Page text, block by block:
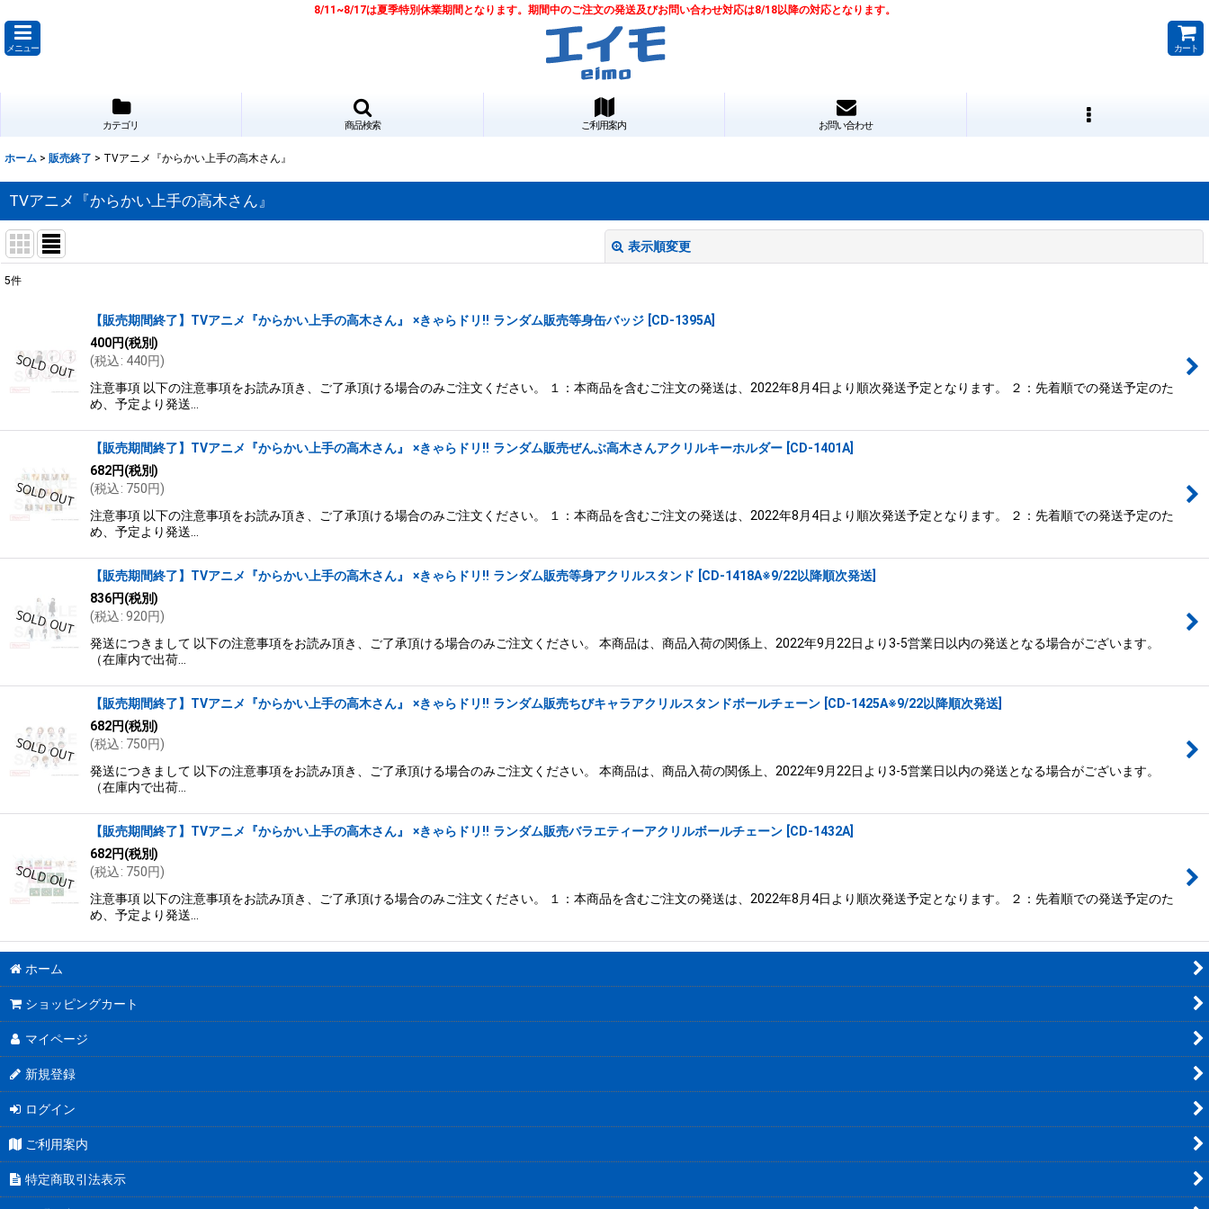
8/11~8/17は夏季特別休業期間となります。期間中のご注文の発送及びお問い合わせ対応は8/18以降の対応となります。
メニュー カート
カテゴリ 商品検索 ご利用案内 お問い合わせ
ホーム > 販売終了 > TVアニメ『からかい上手の高木さん』
TVアニメ『からかい上手の高木さん』
表示順変更
並び順
絞り込む
5件
【販売期間終了】TVアニメ『からかい上手の高木さん』 ×きゃらドリ!! ランダム販売等身缶バッジ CD-1395A
400円(税別)
(税込: 440円)
注意事項 以下の注意事項をお読み頂き、ご了承頂ける場合のみご注文ください。 １：本商品を含むご注文の発送は、2022年8月4日より順次発送予定となります。 ２：先着順での発送予定のた
め、予定より発送…
【販売期間終了】TVアニメ『からかい上手の高木さん』 ×きゃらドリ!! ランダム販売ぜんぶ高木さんアクリルキーホルダー CD-1401A
682円(税別)
(税込: 750円)
注意事項 以下の注意事項をお読み頂き、ご了承頂ける場合のみご注文ください。 １：本商品を含むご注文の発送は、2022年8月4日より順次発送予定となります。 ２：先着順での発送予定のた
め、予定より発送…
【販売期間終了】TVアニメ『からかい上手の高木さん』 ×きゃらドリ!! ランダム販売等身アクリルスタンド CD-1418A※9/22以降順次発送
836円(税別)
(税込: 920円)
発送につきまして 以下の注意事項をお読み頂き、ご了承頂ける場合のみご注文ください。 本商品は、商品入荷の関係上、2022年9月22日より3-5営業日以内の発送となる場合がございます。
（在庫内で出荷…
【販売期間終了】TVアニメ『からかい上手の高木さん』 ×きゃらドリ!! ランダム販売ちびキャラアクリルスタンドボールチェーン CD-1425A※9/22以降順次発送
682円(税別)
(税込: 750円)
発送につきまして 以下の注意事項をお読み頂き、ご了承頂ける場合のみご注文ください。 本商品は、商品入荷の関係上、2022年9月22日より3-5営業日以内の発送となる場合がございます。
（在庫内で出荷…
【販売期間終了】TVアニメ『からかい上手の高木さん』 ×きゃらドリ!! ランダム販売バラエティーアクリルボールチェーン CD-1432A
682円(税別)
(税込: 750円)
注意事項 以下の注意事項をお読み頂き、ご了承頂ける場合のみご注文ください。 １：本商品を含むご注文の発送は、2022年8月4日より順次発送予定となります。 ２：先着順での発送予定のた
め、予定より発送…
ホーム
ショッピングカート
マイページ
新規登録
ログイン
ご利用案内
特定商取引法表示